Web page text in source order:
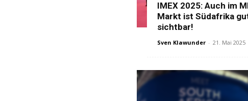
IMEX 2025: Auch im
Markt ist Südafrika
sichtbar!
Sven Klawunder - 21. Mai 2025